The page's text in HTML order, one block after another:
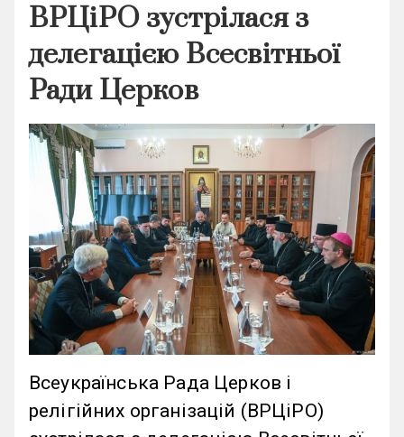
ВРЦіРО зустрілася з
делегацією Всесвітньої
Ради Церков
Всеукраїнська Рада Церков і
релігійних організацій (ВРЦіРО)